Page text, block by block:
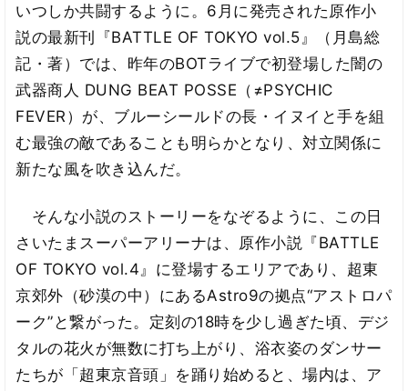
いつしか共闘するように。6月に発売された原作小
説の最新刊『BATTLE OF TOKYO vol.5』（月島総
記・著）では、昨年のBOTライブで初登場した闇の
武器商人 DUNG BEAT POSSE（≠PSYCHIC
FEVER）が、ブルーシールドの長・イヌイと手を組
む最強の敵であることも明らかとなり、対立関係に
新たな風を吹き込んだ。
そんな小説のストーリーをなぞるように、この日
さいたまスーパーアリーナは、原作小説『BATTLE
OF TOKYO vol.4』に登場するエリアであり、超東
京郊外（砂漠の中）にあるAstro9の拠点“アストロパ
ーク”と繋がった。定刻の18時を少し過ぎた頃、デジ
タルの花火が無数に打ち上がり、浴衣姿のダンサー
たちが「超東京音頭」を踊り始めると、場内は、ア